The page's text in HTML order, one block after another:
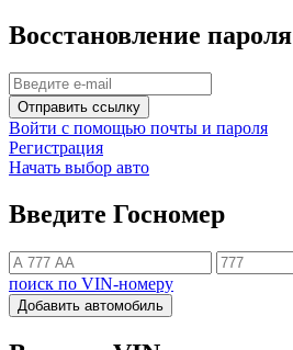
Восстановление пароля
Отправить ссылку
Войти с помощью почты и пароля
Регистрация
Начать выбор авто
Введите Госномер
поиск по VIN-номеру
Добавить автомобиль